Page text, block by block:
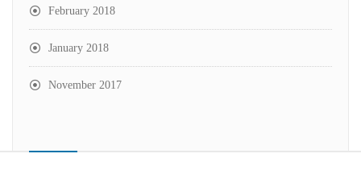
February 2018
January 2018
November 2017